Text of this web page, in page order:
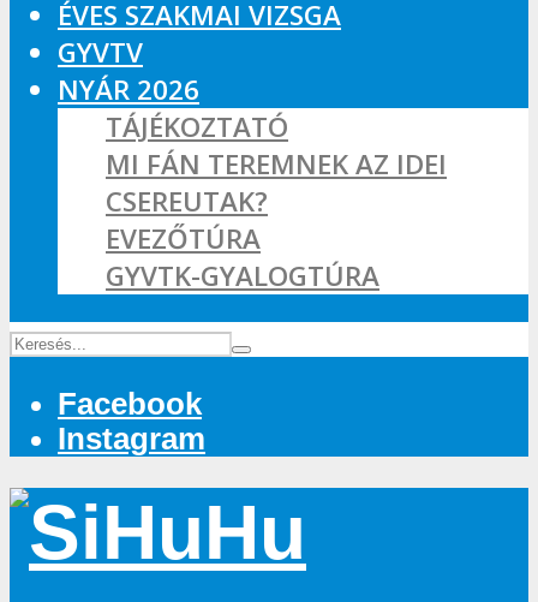
ÉVES SZAKMAI VIZSGA
GYVTV
NYÁR 2026
TÁJÉKOZTATÓ
MI FÁN TEREMNEK AZ IDEI
CSEREUTAK?
EVEZŐTÚRA
GYVTK-GYALOGTÚRA
Facebook
Instagram